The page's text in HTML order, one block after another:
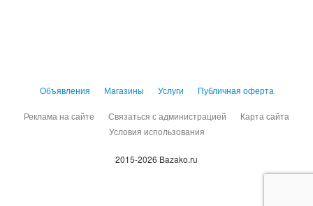
Объявления Магазины Услуги Публичная оферта
Реклама на сайте Связаться с администрацией
Карта сайта
Условия использования
2015-2026 Bazako.ru